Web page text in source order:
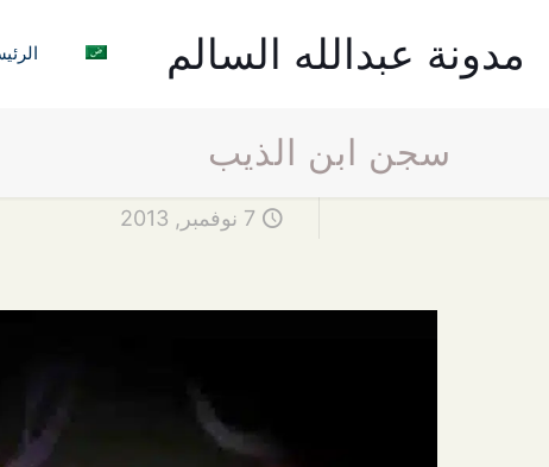
مدونة عبدالله السالم
سجن ابن الذيب
7 نوفمبر, 2013